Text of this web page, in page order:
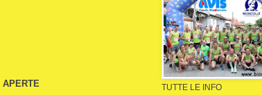
APERTE TUTTE LE INFO